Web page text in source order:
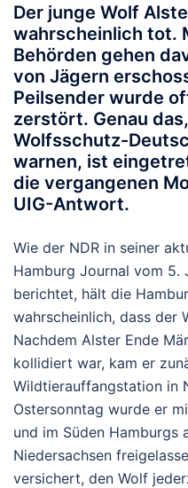
Der junge Wolf
wahrscheinlich tot.
Behörden gehen
von Jägern
Peilsender wurde
zerstört. Genau
Wolfsschutz-
warnen, ist
die vergangenen
UIG-Antwort.
Wie der NDR in seiner
Hamburg Journal vom
berichtet, hält die
wahrscheinlich, dass der
Nachdem Alster Ende
kollidiert war, kam er
Wildtierauffangstation in
Ostersonntag wurde er
und im Süden Hamburgs
Niedersachsen
versichert, den Wolf